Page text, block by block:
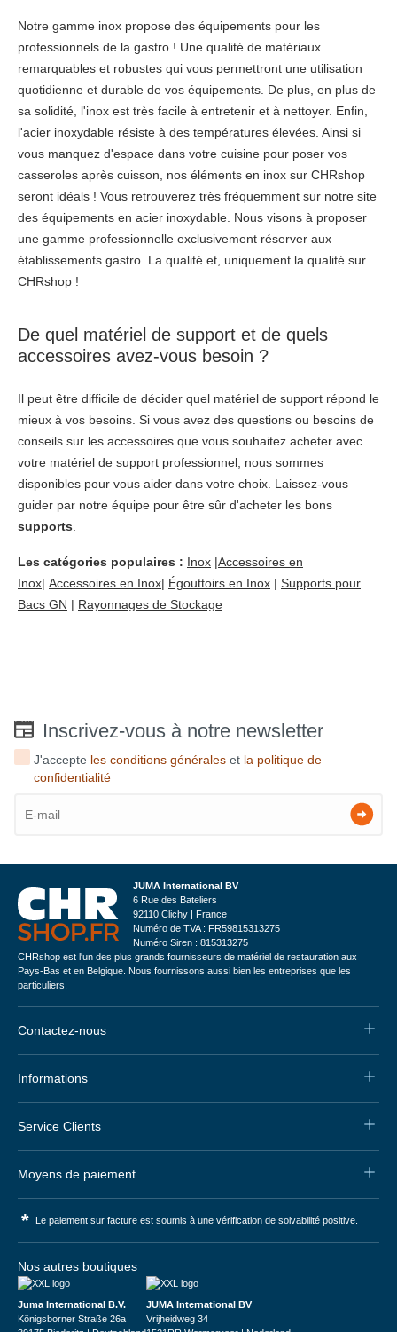
Notre gamme inox propose des équipements pour les
professionnels de la gastro ! Une qualité de matériaux
remarquables et robustes qui vous permettront une utilisation
quotidienne et durable de vos équipements. De plus, en plus de
sa solidité, l'inox est très facile à entretenir et à nettoyer. Enfin,
l'acier inoxydable résiste à des températures élevées. Ainsi si
vous manquez d'espace dans votre cuisine pour poser vos
casseroles après cuisson, nos éléments en inox sur CHRshop
seront idéals ! Vous retrouverez très fréquemment sur notre site
des équipements en acier inoxydable. Nous visons à proposer
une gamme professionnelle exclusivement réserver aux
établissements gastro. La qualité et, uniquement la qualité sur
CHRshop !
De quel matériel de support et de quels
accessoires avez-vous besoin ?
Il peut être difficile de décider quel matériel de support répond le
mieux à vos besoins. Si vous avez des questions ou besoins de
conseils sur les accessoires que vous souhaitez acheter avec
votre matériel de support professionnel, nous sommes
disponibles pour vous aider dans votre choix. Laissez-vous
guider par notre équipe pour être sûr d'acheter les bons
supports
Les catégories populaires : Inox |Accessoires en
Inox| Accessoires en Inox| Égouttoirs en Inox | Supports pour
Bacs GN | Rayonnages de Stockage
Inscrivez-vous à notre newsletter
J'accepte les conditions générales et la politique de
confidentialité
JUMA International BV
6 Rue des Bateliers
92110 Clichy | France
Numéro de TVA : FR59815313275
Numéro Siren : 815313275
CHRshop est l'un des plus grands fournisseurs de matériel de restauration aux
Pays-Bas et en Belgique. Nous fournissons aussi bien les entreprises que les
particuliers.
Contactez-nous
Informations
Service Clients
Moyens de paiement
* Le paiement sur facture est soumis à une vérification de solvabilité positive.
Nos autres boutiques
Juma International B.V.
Königsborner Straße 26a
JUMA International BV
Vrijheidweg 34